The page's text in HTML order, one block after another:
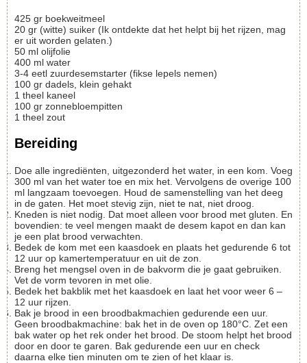
425 gr boekweitmeel
20 gr (witte) suiker (Ik ontdekte dat het helpt bij het rijzen, mag
er uit worden gelaten.)
50 ml olijfolie
400 ml water
3-4 eetl zuurdesemstarter (fikse lepels nemen)
100 gr dadels, klein gehakt
1 theel kaneel
100 gr zonnebloempitten
1 theel zout
Bereiding
Doe alle ingrediënten, uitgezonderd het water, in een kom. Voeg
300 ml van het water toe en mix het. Vervolgens de overige 100
ml langzaam toevoegen. Houd de samenstelling van het deeg
in de gaten. Het moet stevig zijn, niet te nat, niet droog.
Kneden is niet nodig. Dat moet alleen voor brood met gluten. En
bovendien: te veel mengen maakt de desem kapot en dan kan
je een plat brood verwachten.
Bedek de kom met een kaasdoek en plaats het gedurende 6 tot
12 uur op kamertemperatuur en uit de zon.
Breng het mengsel oven in de bakvorm die je gaat gebruiken.
Vet de vorm tevoren in met olie.
Bedek het bakblik met het kaasdoek en laat het voor weer 6 –
12 uur rijzen.
Bak je brood in een broodbakmachien gedurende een uur.
Geen broodbakmachine: bak het in de oven op 180°C. Zet een
bak water op het rek onder het brood. De stoom helpt het brood
door en door te garen. Bak gedurende een uur en check
daarna elke tien minuten om te zien of het klaar is.